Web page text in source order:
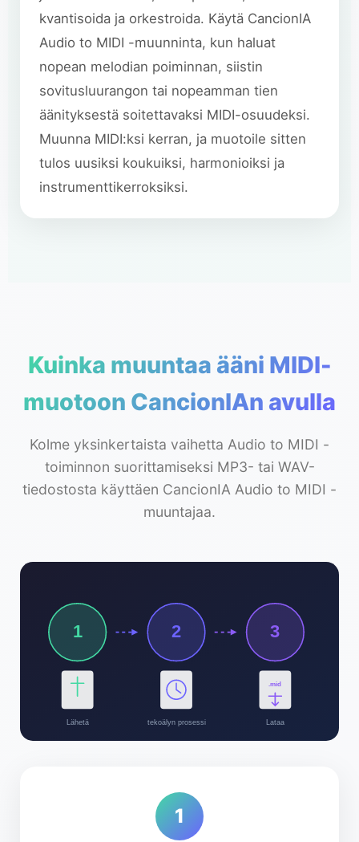
kvantisoida ja orkestroida. Käytä CancionIA
Audio to MIDI -muunninta, kun haluat
nopean melodian poiminnan, siistin
sovitusluurangon tai nopeamman tien
äänityksestä soitettavaksi MIDI-osuudeksi.
Muunna MIDI:ksi kerran, ja muotoile sitten
tulos uusiksi koukuiksi, harmonioiksi ja
instrumenttikerroksiksi.
Kuinka muuntaa ääni MIDI-
muotoon CancionIAn avulla
Kolme yksinkertaista vaihetta Audio to MIDI -
toiminnon suorittamiseksi MP3- tai WAV-
tiedostosta käyttäen CancionIA Audio to MIDI -
muuntajaa.
1
Lähetä
2
tekoälyn prosessi
3
.mid
Lataa
1